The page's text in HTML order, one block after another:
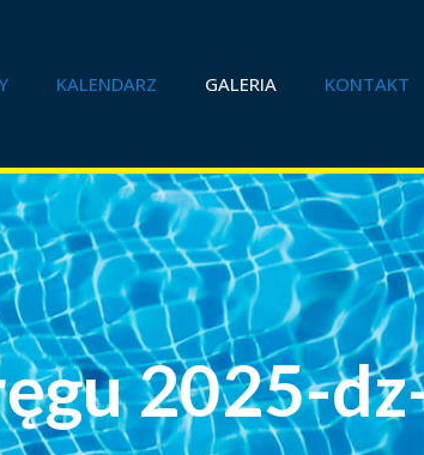
KALENDARZ GALERIA KONTAKT
2025-